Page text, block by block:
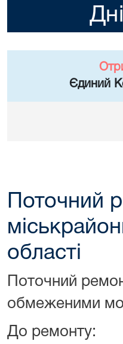
Єдиний
Поточний
області
Поточний
обмеженими
До ремонту: